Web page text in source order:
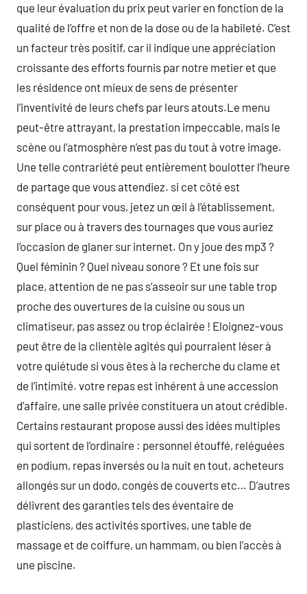
que leur évaluation du prix peut varier en fonction de la
qualité de l’offre et non de la dose ou de la habileté. C’est
un facteur très positif, car il indique une appréciation
croissante des efforts fournis par notre metier et que
les résidence ont mieux de sens de présenter
l’inventivité de leurs chefs par leurs atouts.Le menu
peut-être attrayant, la prestation impeccable, mais le
scène ou l’atmosphère n’est pas du tout à votre image.
Une telle contrariété peut entièrement boulotter l’heure
de partage que vous attendiez. si cet côté est
conséquent pour vous, jetez un œil à l’établissement,
sur place ou à travers des tournages que vous auriez
l’occasion de glaner sur internet. On y joue des mp3 ?
Quel féminin ? Quel niveau sonore ? Et une fois sur
place, attention de ne pas s’asseoir sur une table trop
proche des ouvertures de la cuisine ou sous un
climatiseur, pas assez ou trop éclairée ! Eloignez-vous
peut être de la clientèle agités qui pourraient léser à
votre quiétude si vous êtes à la recherche du clame et
de l’intimité. votre repas est inhérent à une accession
d’affaire, une salle privée constituera un atout crédible.
Certains restaurant propose aussi des idées multiples
qui sortent de l’ordinaire : personnel étouffé, reléguées
en podium, repas inversés ou la nuit en tout, acheteurs
allongés sur un dodo, congés de couverts etc… D’autres
délivrent des garanties tels des éventaire de
plasticiens, des activités sportives, une table de
massage et de coiffure, un hammam, ou bien l’accès à
une piscine.